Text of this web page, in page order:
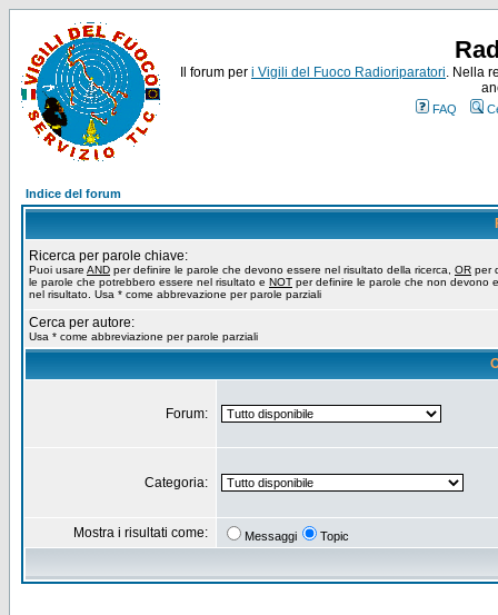
Il forum per i Vigili del Fuoco Radioriparatori. Nella
FAQ
Indice del forum
Ricerca per parole chiave:
Puoi usare AND per definire le parole che devono essere nel risultato della ricerca, OR per
le parole che potrebbero essere nel risultato e NOT per definire le parole che non devono
nel risultato. Usa * come abbrevazione per parole parziali
Cerca per autore:
Usa * come abbreviazione per parole parziali
Forum:
Categoria:
Mostra i risultati come: Messaggi Topic